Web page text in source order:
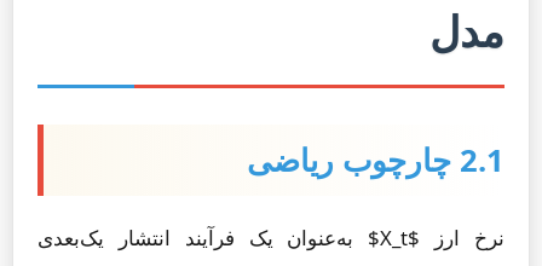
مدل
2.1 چارچوب ریاضی
نرخ ارز $X_t$ به‌عنوان یک فرآیند انتشار یک‌بعدی